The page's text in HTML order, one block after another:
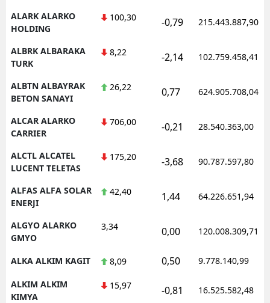
ALARK ALARKO
HOLDING
100,30 -0,79 215.443.887,90
ALBRK ALBARAKA
TURK
8,22 -2,14 102.759.458,41
ALBTN ALBAYRAK
BETON SANAYI
26,22 0,77 624.905.708,04
ALCAR ALARKO
CARRIER
706,00 -0,21 28.540.363,00
ALCTL ALCATEL
LUCENT TELETAS
175,20 -3,68 90.787.597,80
ALFAS ALFA SOLAR
ENERJI
42,40 1,44 64.226.651,94
ALGYO ALARKO
GMYO
3,34 0,00 120.008.309,71
ALKA ALKIM KAGIT 8,09 0,50 9.778.140,99
ALKIM ALKIM
KIMYA
15,97 -0,81 16.525.582,48